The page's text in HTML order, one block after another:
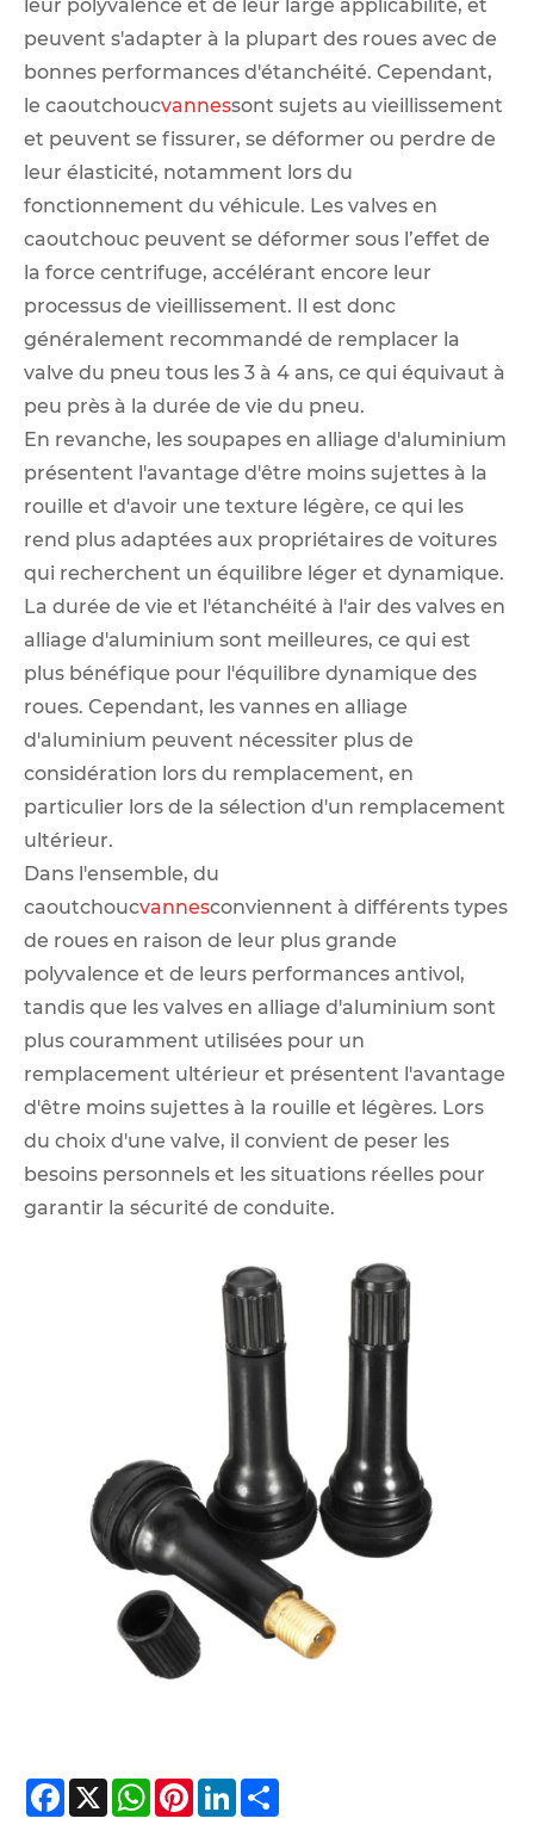
leur polyvalence et de leur large applicabilité, et
peuvent s'adapter à la plupart des roues avec de
bonnes performances d'étanchéité. Cependant,
le caoutchoucvannessont sujets au vieillissement
et peuvent se fissurer, se déformer ou perdre de
leur élasticité, notamment lors du
fonctionnement du véhicule. Les valves en
caoutchouc peuvent se déformer sous l’effet de
la force centrifuge, accélérant encore leur
processus de vieillissement. Il est donc
généralement recommandé de remplacer la
valve du pneu tous les 3 à 4 ans, ce qui équivaut à
peu près à la durée de vie du pneu. ‌
En revanche, les soupapes en alliage d'aluminium
présentent l'avantage d'être moins sujettes à la
rouille et d'avoir une texture légère, ce qui les
rend plus adaptées aux propriétaires de voitures
qui recherchent un équilibre léger et dynamique.
La durée de vie et l'étanchéité à l'air des valves en
alliage d'aluminium sont meilleures, ce qui est
plus bénéfique pour l'équilibre dynamique des
roues. Cependant, les vannes en alliage
d'aluminium peuvent nécessiter plus de
considération lors du remplacement, en
particulier lors de la sélection d'un remplacement
ultérieur. ‌
Dans l'ensemble, du
caoutchoucvannesconviennent à différents types
de roues en raison de leur plus grande
polyvalence et de leurs performances antivol,
tandis que les valves en alliage d'aluminium sont
plus couramment utilisées pour un
remplacement ultérieur et présentent l'avantage
d'être moins sujettes à la rouille et légères. Lors
du choix d'une valve, il convient de peser les
besoins personnels et les situations réelles pour
garantir la sécurité de conduite.
Facebook
X WhatsApp
PinterestLinkedIn